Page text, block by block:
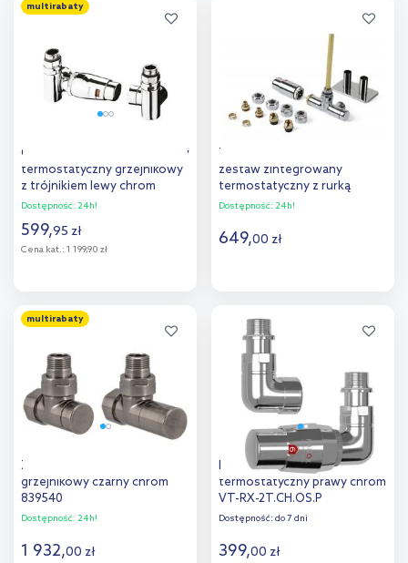
Dodaj do
porównania porównania
multirabaty
Oltens Varmare Ventil zestaw
termostatyczny grzejnikowy
z trójnikiem lewy chrom
55913100
Dostępność: 24h!
599,95 zł
Cena kat.: 1 199,90 zł
Dodaj do
porównania
Terma Unico All in One
zestaw zintegrowany
termostatyczny z rurką
zanurzeniową prawy chrom
Dostępność: 24h!
649,00 zł
Dodaj do
porównania
multirabaty
Zehnder SET35 zawór
grzejnikowy czarny chrom
839540
Dostępność: 24h!
1 932,00 zł
Radox RX2T zestaw
termostatyczny prawy chrom
VT-RX-2T.CH.OS.P
Dostępność: do 7 dni
399,00 zł